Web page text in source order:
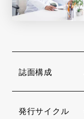
誌面構成
発行サイクル